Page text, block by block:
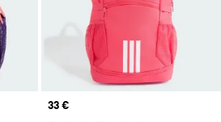
Prix
33 €